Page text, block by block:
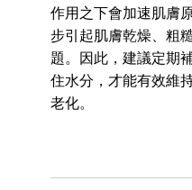
作用之下會加速肌膚
步引起肌膚乾燥、粗
題。因此，建議定期
住水分，才能有效維
老化。